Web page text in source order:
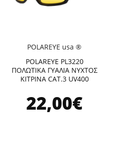
POLAREYE usa ®
POLAREYE PL3220
ΠΟΛΩΤΙΚΑ ΓΥΑΛΙΑ ΝΥΧΤΟΣ
ΚΙΤΡΙΝΑ CAT.3 UV400
22,00€